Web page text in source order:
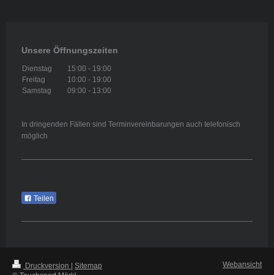
Unsere Öffnungszeiten
Dienstag 15:00 - 19:00
Freitag
10:00 - 19:00
Samstag
09:00 - 13:00
In dringenden Fällen sind Terminvereinbarungen auch telefonisch
möglich
Teilen
Druckversion
Sitemap
Webansicht